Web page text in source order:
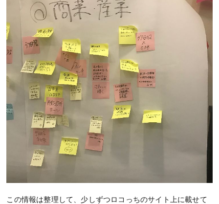
この情報は整理して、少しずつロコっちのサイト上に載せて